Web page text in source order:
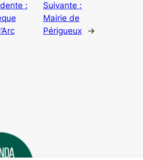
:
Suivante :
Mairie de
Périgueux
→